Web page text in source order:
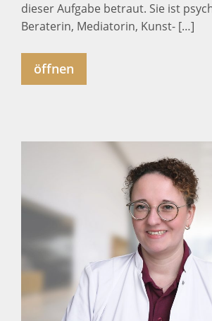
dieser Aufgabe betraut. Sie ist
Beraterin, Mediatorin, Kunst- […]
öffnen